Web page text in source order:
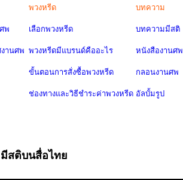
พ
งานศพ
พวงหรีด
เลือกพวงหรีด
พวงหรีดมีแบรนด์คืออะไร
ขั้นตอนการสั่งซื้อพวงหรีด
ช่องทางและวิธีชำระค่าพวงหรีด
บทความ
บทความมีสติ
หนังสืองานศพ
กลอนงานศพ
อัลบั้มรูป
มีสติบนสื่อไทย